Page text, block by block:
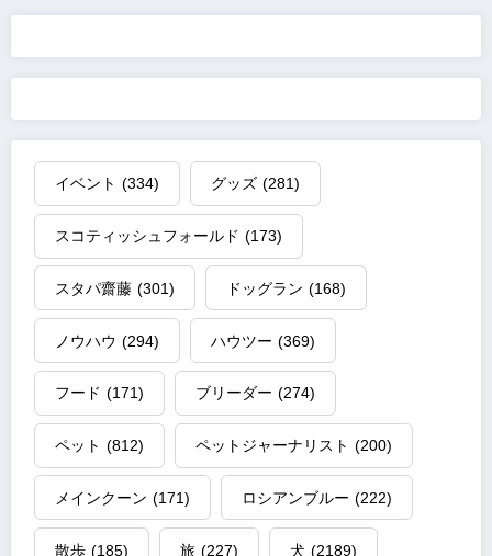
イベント (334) グッズ (281)
スコティッシュフォールド (173)
スタパ齋藤 (301) ドッグラン (168)
ノウハウ (294) ハウツー (369)
フード (171) ブリーダー (274)
ペット (812) ペットジャーナリスト (200)
メインクーン (171) ロシアンブルー (222)
散歩 (185) 旅 (227) 犬 (2189)